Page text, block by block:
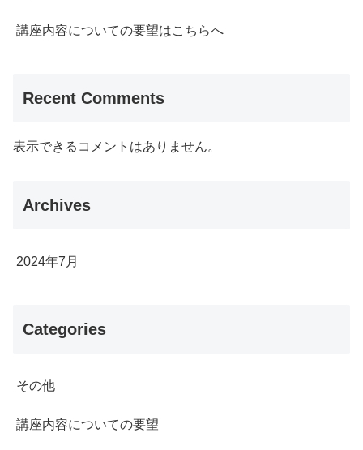
講座内容についての要望はこちらへ
Recent Comments
表示できるコメントはありません。
Archives
2024年7月
Categories
その他
講座内容についての要望